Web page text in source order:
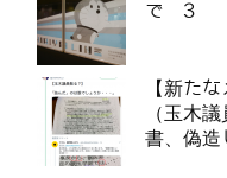
で 3
【新た
（玉木
書、偽